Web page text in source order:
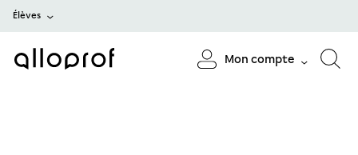
Élèves
Mon compte